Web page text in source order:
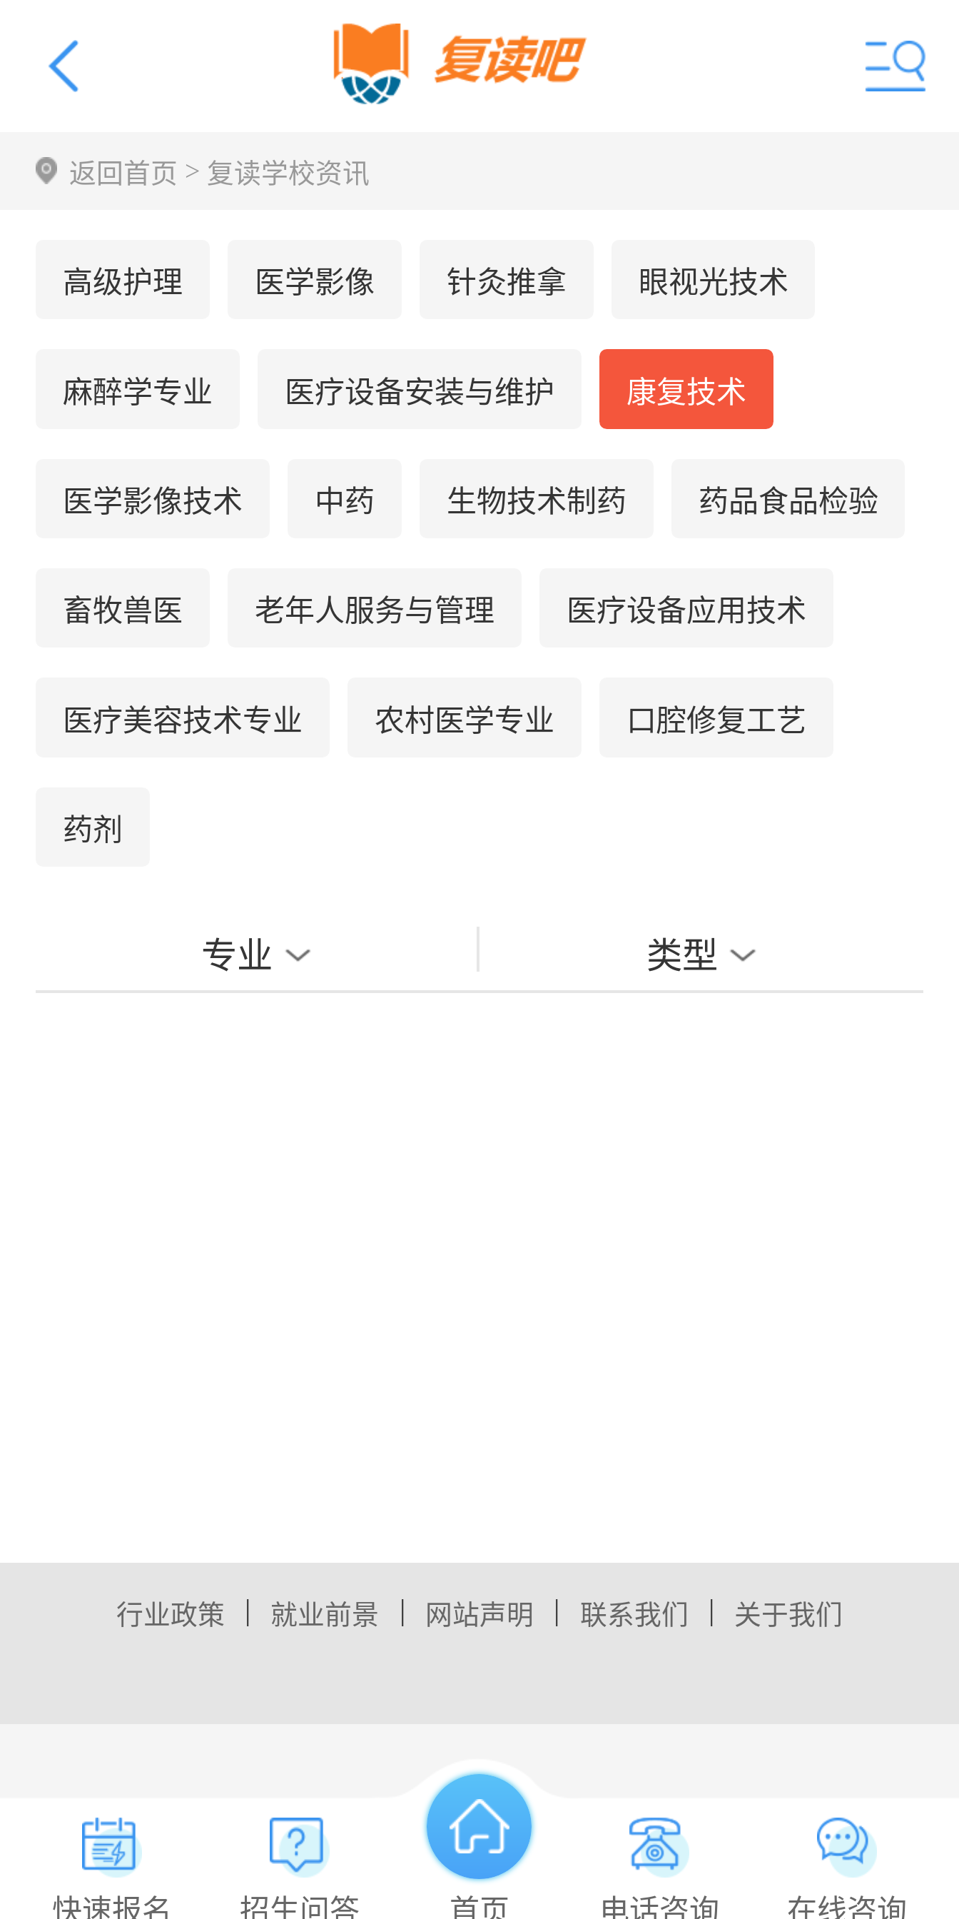
返回首页 > 复读学校资讯
高级护理 医学影像 针灸推拿 眼视光技术
麻醉学专业 医疗设备安装与维护 康复技术
医学影像技术 中药 生物技术制药 药品食品检验
畜牧兽医 老年人服务与管理 医疗设备应用技术
医疗美容技术专业 农村医学专业 口腔修复工艺
药剂
专业 类型
行业政策 | 就业前景 | 网站声明 | 联系我们 | 关于我们
快速报名 招生问答 首页 电话咨询 在线咨询